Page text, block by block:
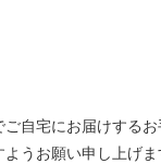
自宅にお届けする
うお願い申し上げま